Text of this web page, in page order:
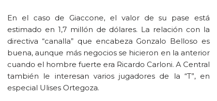
En el caso de Giaccone, el valor de su pase está
estimado en 1,7 millón de dólares. La relación con la
directiva “canalla” que encabeza Gonzalo Belloso es
buena, aunque más negocios se hicieron en la anterior
cuando el hombre fuerte era Ricardo Carloni. A Central
también le interesan varios jugadores de la “T”, en
especial Ulises Ortegoza.